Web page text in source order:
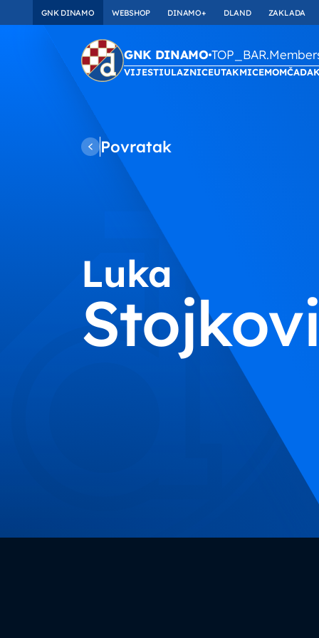
GNK DINAMO WEBSHOP DINAMO+ DLAND ZAKLADA
GNK DINAMO
VIJESTIULAZNICEUTAKMICEMOMČAD
Povratak
Luka